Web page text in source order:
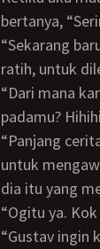
bertanya,
“Sekarang baru yang pertama,” sahutku sambil membiarkan kontolku dipegang oleh
ratih, untuk
“Dari mana kamu bisa tau? Memangnya kalau mau ngewe harus laporan dulu
padamu?
“Panjang ceritanya. Yang jelas bule itu sudah jatuh cinta pada Bunda dan berniat
untuk
dia itu yang
“Ogitu ya.
“Gustav ingin ketemu sama model lukisanku. Mungkin dia takut kalau aku hanya